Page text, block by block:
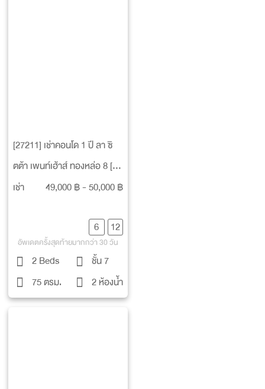
[27211] เช่าคอนโด 1 ปี ลา ซิ
ตต้า เพนท์เฮ้าส์ ทองหล่อ 8 [La
Citta Penthouse Thonglor
เช่า 49,000 ฿ - 50,000 ฿
6 12
อัพเดตครั้งสุดท้ายมากกว่า 30 วัน
2 Beds
75 ตรม.
ชั้น 7
2 ห้องน้ำ